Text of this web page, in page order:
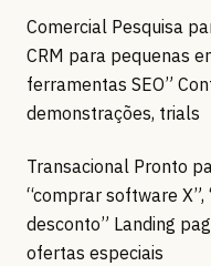
Comercial Pesquisa
CRM para pequenas
ferramentas SEO”
demonstrações, trials
Transacional Pronto
“comprar software
desconto” Landing
ofertas especiais